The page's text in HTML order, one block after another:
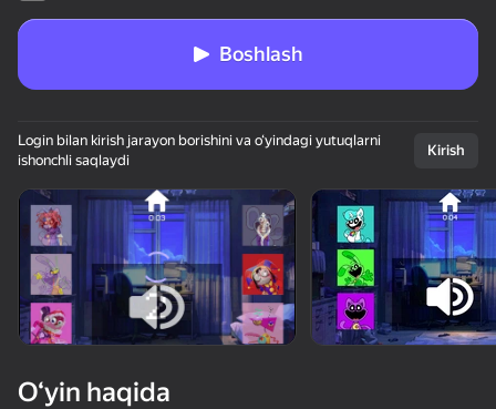
Qurilmani aylantiring
O‘yinlar faqat gorizontal
oriyentatsiyasida ishlaydi
Boshlash
Login bilan kirish jarayon borishini va o‘yindagi yutuqlarni
ishonchli saqlaydi
Kirish
O‘yin haqida